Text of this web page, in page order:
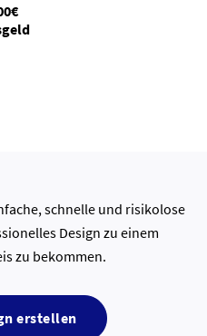
schnelle und risikolose
Design zu einem
zu bekommen.
erstellen